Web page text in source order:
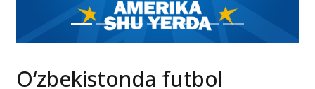
O‘zbekistonda futbol